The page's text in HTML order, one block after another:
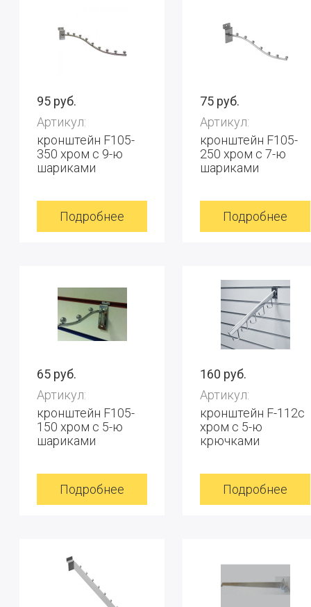
95 руб.
Артикул:
кронштейн F105-
350 хром с 9-ю
шариками
Подробнее
75 руб.
Артикул:
кронштейн F105-
250 хром с 7-ю
шариками
Подробнее
65 руб.
Артикул:
кронштейн F105-
150 хром с 5-ю
шариками
Подробнее
160 руб.
Артикул:
кронштейн F-112с
хром с 5-ю
крючками
Подробнее